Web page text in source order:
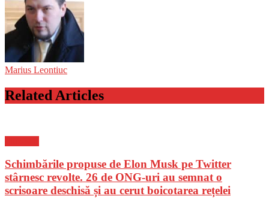
Marius Leontiuc
Related Articles
Schimbările propuse de Elon Musk pe Twitter
stârnesc revolte. 26 de ONG-uri au semnat o
scrisoare deschisă și au cerut boicotarea rețelei